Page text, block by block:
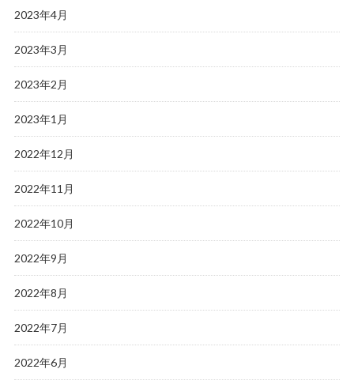
2023年4月
2023年3月
2023年2月
2023年1月
2022年12月
2022年11月
2022年10月
2022年9月
2022年8月
2022年7月
2022年6月